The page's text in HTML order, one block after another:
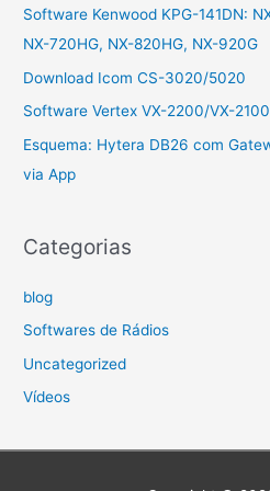
Software Kenwood KPG-141DN:
NX-720HG, NX-820HG, NX-920G
Download Icom CS-3020/5020
Software Vertex VX-2200/VX-
Esquema: Hytera DB26 com
via App
Categorias
blog
Softwares de Rádios
Uncategorized
Vídeos